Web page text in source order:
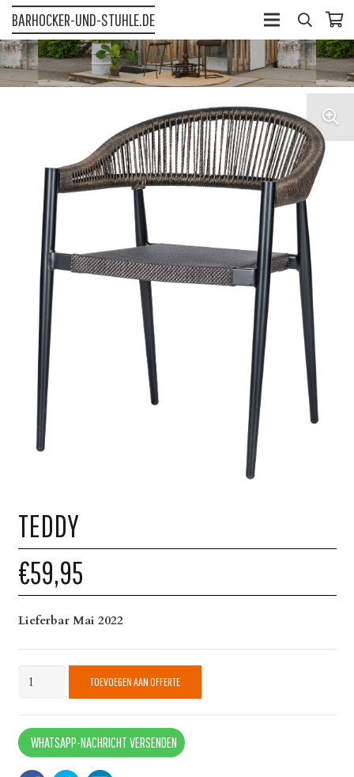
BARHOCKER-UND-STUHLE.DE
TEDDY
€59,95
Lieferbar Mai 2022
Teddy
TOEVOEGEN AAN OFFERTE
WHATSAPP-NACHRICHT VERSENDEN